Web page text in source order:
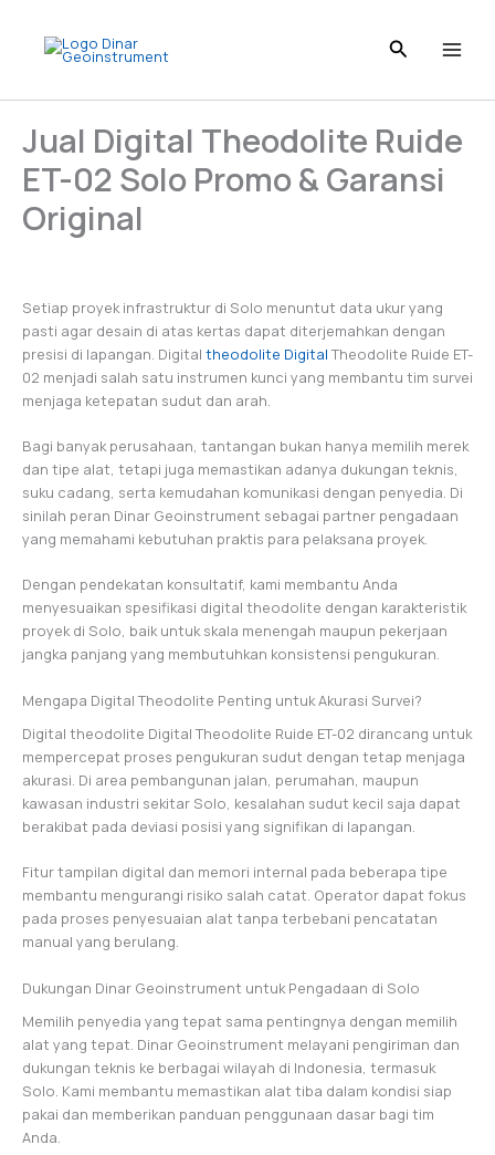
content
Jual Digital Theodolite Ruide
ET-02 Solo Promo & Garansi
Original
Setiap proyek infrastruktur di Solo menuntut data ukur yang
pasti agar desain di atas kertas dapat diterjemahkan dengan
presisi di lapangan. Digital theodolite Digital Theodolite Ruide ET-
02 menjadi salah satu instrumen kunci yang membantu tim survei
menjaga ketepatan sudut dan arah.
Bagi banyak perusahaan, tantangan bukan hanya memilih merek
dan tipe alat, tetapi juga memastikan adanya dukungan teknis,
suku cadang, serta kemudahan komunikasi dengan penyedia. Di
sinilah peran Dinar Geoinstrument sebagai partner pengadaan
yang memahami kebutuhan praktis para pelaksana proyek.
Dengan pendekatan konsultatif, kami membantu Anda
menyesuaikan spesifikasi digital theodolite dengan karakteristik
proyek di Solo, baik untuk skala menengah maupun pekerjaan
jangka panjang yang membutuhkan konsistensi pengukuran.
Mengapa Digital Theodolite Penting untuk Akurasi Survei?
Digital theodolite Digital Theodolite Ruide ET-02 dirancang untuk
mempercepat proses pengukuran sudut dengan tetap menjaga
akurasi. Di area pembangunan jalan, perumahan, maupun
kawasan industri sekitar Solo, kesalahan sudut kecil saja dapat
berakibat pada deviasi posisi yang signifikan di lapangan.
Fitur tampilan digital dan memori internal pada beberapa tipe
membantu mengurangi risiko salah catat. Operator dapat fokus
pada proses penyesuaian alat tanpa terbebani pencatatan
manual yang berulang.
Dukungan Dinar Geoinstrument untuk Pengadaan di Solo
Memilih penyedia yang tepat sama pentingnya dengan memilih
alat yang tepat. Dinar Geoinstrument melayani pengiriman dan
dukungan teknis ke berbagai wilayah di Indonesia, termasuk
Solo. Kami membantu memastikan alat tiba dalam kondisi siap
pakai dan memberikan panduan penggunaan dasar bagi tim
Anda.